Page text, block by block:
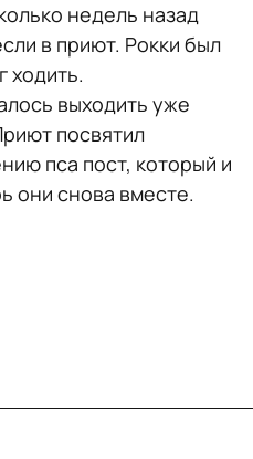
недель назад
в приют. Рокки был
ходить.
выходить уже
посвятил
пса пост, который и
они снова вместе.